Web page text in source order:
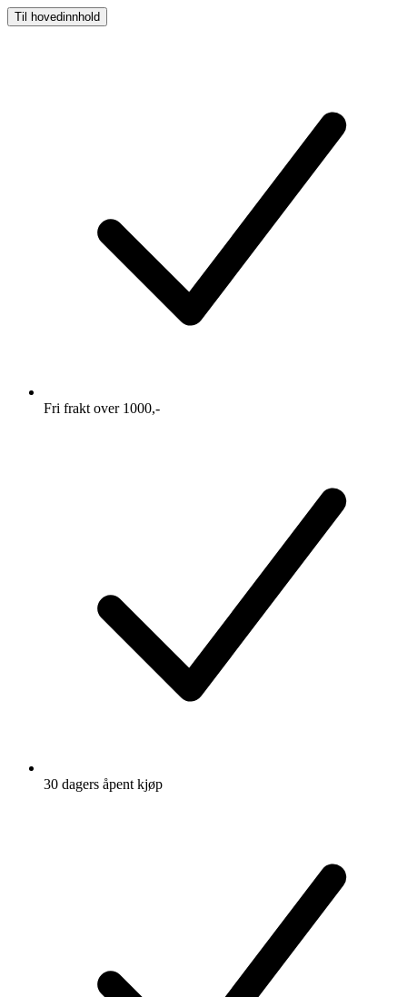
Til hovedinnhold
Fri frakt over 1000,-
30 dagers åpent kjøp